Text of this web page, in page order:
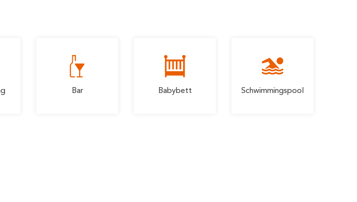
Bar Babybett Schwimmingspool